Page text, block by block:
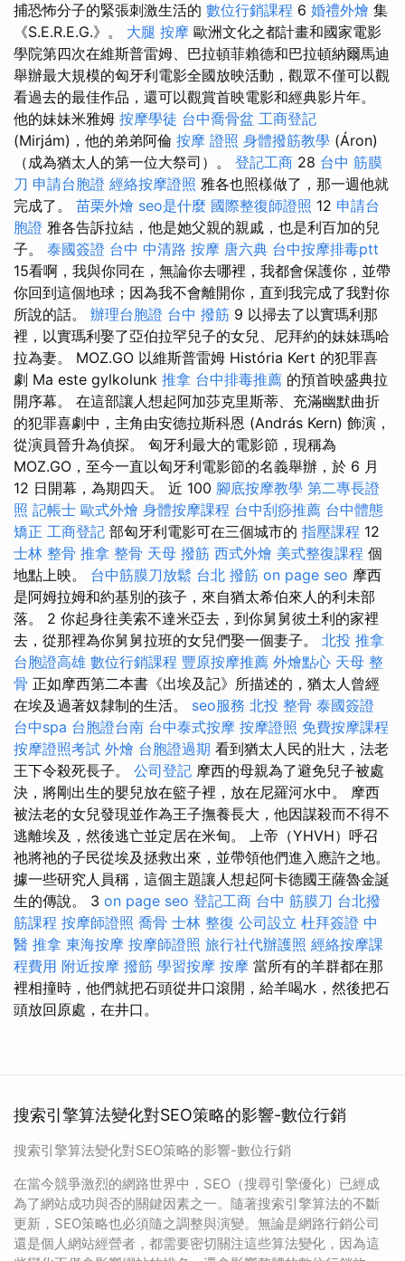
捕恐怖分子的緊張刺激生活的 數位行銷課程 6 婚禮外燴 集
《S.E.R.E.G.》。 大腿 按摩 歐洲文化之都計畫和國家電影
學院第四次在維斯普雷姆、巴拉頓菲賴德和巴拉頓納爾馬迪
舉辦最大規模的匈牙利電影全國放映活動，觀眾不僅可以觀
看過去的最佳作品，還可以觀賞首映電影和經典影片年。
他的妹妹米雅姆 按摩學徒 台中喬骨盆 工商登記
(Mirjám)，他的弟弟阿倫 按摩 證照 身體撥筋教學 (Áron)
（成為猶太人的第一位大祭司）。 登記工商 28 台中 筋膜
刀 申請台胞證 經絡按摩證照 雅各也照樣做了，那一週他就
完成了。 苗栗外燴 seo是什麼 國際整復師證照 12 申請台
胞證 雅各告訴拉結，他是她父親的親戚，也是利百加的兒
子。 泰國簽證 台中 中清路 按摩 唐六典 台中按摩排毒ptt
15看啊，我與你同在，無論你去哪裡，我都會保護你，並帶
你回到這個地球；因為我不會離開你，直到我完成了我對你
所說的話。 辦理台胞證 台中 撥筋 9 以掃去了以實瑪利那
裡，以實瑪利娶了亞伯拉罕兒子的女兒、尼拜約的妹妹瑪哈
拉為妻。 MOZ.GO 以維斯普雷姆 História Kert 的犯罪喜
劇 Ma este gylkolunk 推拿 台中排毒推薦 的預首映盛典拉
開序幕。 在這部讓人想起阿加莎克里斯蒂、充滿幽默曲折
的犯罪喜劇中，主角由安德拉斯科恩 (András Kern) 飾演，
從演員晉升為偵探。 匈牙利最大的電影節，現稱為
MOZ.GO，至今一直以匈牙利電影節的名義舉辦，於 6 月
12 日開幕，為期四天。 近 100 腳底按摩教學 第二專長證
照 記帳士 歐式外燴 身體按摩課程 台中刮痧推薦 台中體態
矯正 工商登記 部匈牙利電影可在三個城市的 指壓課程 12
士林 整骨 推拿 整骨 天母 撥筋 西式外燴 美式整復課程 個
地點上映。 台中筋膜刀放鬆 台北 撥筋 on page seo 摩西
是阿姆拉姆和約基別的孩子，來自猶太希伯來人的利未部
落。 2 你起身往美索不達米亞去，到你舅舅彼土利的家裡
去，從那裡為你舅舅拉班的女兒們娶一個妻子。 北投 推拿
台胞證高雄 數位行銷課程 豐原按摩推薦 外燴點心 天母 整
骨 正如摩西第二本書《出埃及記》所描述的，猶太人曾經
在埃及過著奴隸制的生活。 seo服務 北投 整骨 泰國簽證
台中spa 台胞證台南 台中泰式按摩 按摩證照 免費按摩課程
按摩證照考試 外燴 台胞證過期 看到猶太人民的壯大，法老
王下令殺死長子。 公司登記 摩西的母親為了避免兒子被處
決，將剛出生的嬰兒放在籃子裡，放在尼羅河水中。 摩西
被法老的女兒發現並作為王子撫養長大，他因謀殺而不得不
逃離埃及，然後逃亡並定居在米甸。 上帝（YHVH）呼召
祂將祂的子民從埃及拯救出來，並帶領他們進入應許之地。
據一些研究人員稱，這個主題讓人想起阿卡德國王薩魯金誕
生的傳說。 3 on page seo 登記工商 台中 筋膜刀 台北撥
筋課程 按摩師證照 喬骨 士林 整復 公司設立 杜拜簽證 中
醫 推拿 東海按摩 按摩師證照 旅行社代辦護照 經絡按摩課
程費用 附近按摩 撥筋 學習按摩 按摩 當所有的羊群都在那
裡相撞時，他們就把石頭從井口滾開，給羊喝水，然後把石
頭放回原處，在井口。
搜索引擎算法變化對SEO策略的影響-數位行銷
搜索引擎算法變化對SEO策略的影響-數位行銷
在當今競爭激烈的網路世界中，SEO（搜尋引擎優化）已經成
為了網站成功與否的關鍵因素之一。隨著搜索引擎算法的不斷
更新，SEO策略也必須隨之調整與演變。無論是網路行銷公司
還是個人網站經營者，都需要密切關注這些算法變化，因為這